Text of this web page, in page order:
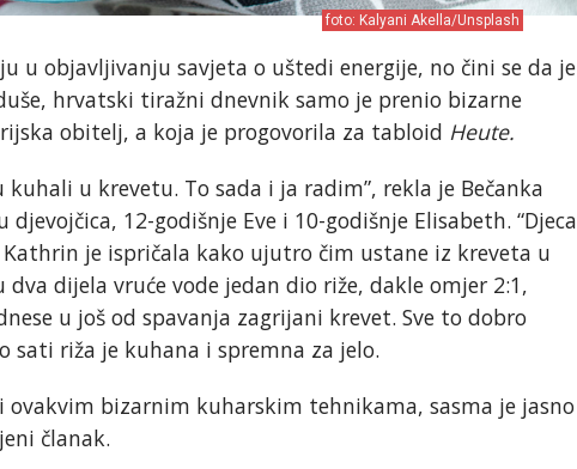
foto: Kalyani Akella/Unsplash
u objavljivanju savjeta o uštedi energije, no čini se da je
hrvatski tiražni dnevnik samo je prenio bizarne
obitelj, a koja je progovorila za tabloid Heute.
u krevetu. To sada i ja radim”, rekla je Bečanka
12-godišnje Eve i 10-godišnje Elisabeth. “Djeca
Kathrin je ispričala kako ujutro čim ustane iz kreveta u
dijela vruće vode jedan dio riže, dakle omjer 2:1,
u još od spavanja zagrijani krevet. Sve to dobro
sati riža je kuhana i spremna za jelo.
bizarnim kuharskim tehnikama, sasma je jasno
članak.